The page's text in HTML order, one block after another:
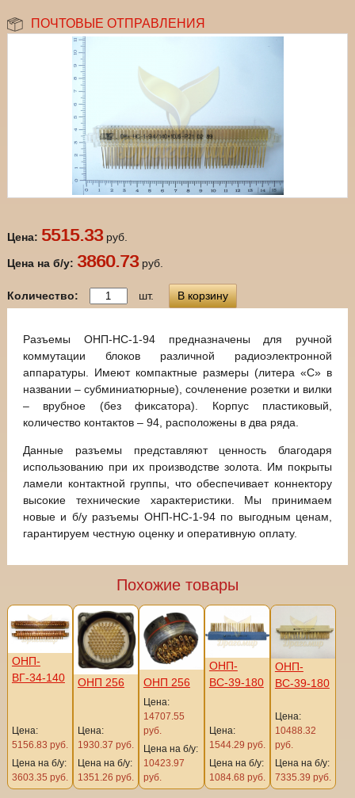
ПОЧТОВЫЕ ОТПРАВЛЕНИЯ
Цена: 5515.33руб.
Цена на б/у: 3860.73руб.
Количество: шт. В корзину
Разъемы ОНП-НС-1-94 предназначены для ручной
коммутации блоков различной радиоэлектронной
аппаратуры. Имеют компактные размеры (литера «С» в
названии – субминиатюрные), сочленение розетки и вилки
– врубное (без фиксатора). Корпус пластиковый,
количество контактов – 94, расположены в два ряда.
Данные разъемы представляют ценность благодаря
использованию при их производстве золота. Им покрыты
ламели контактной группы, что обеспечивает коннектору
высокие технические характеристики. Мы принимаем
новые и б/у разъемы ОНП-НС-1-94 по выгодным ценам,
гарантируем честную оценку и оперативную оплату.
Похожие товары
ОНП-
ВГ-34-140
Цена:
5156.83 руб.
Цена на б/у:
3603.35 руб.
ОНП 256
Цена:
1930.37 руб.
Цена на б/у:
1351.26 руб.
ОНП 256
Цена:
14707.55
руб.
Цена на б/у:
10423.97
руб.
ОНП-
ВС-39-180
Цена:
1544.29 руб.
Цена на б/у:
1084.68 руб.
ОНП-
ВС-39-180
Цена:
10488.32
руб.
Цена на б/у:
7335.39 руб.